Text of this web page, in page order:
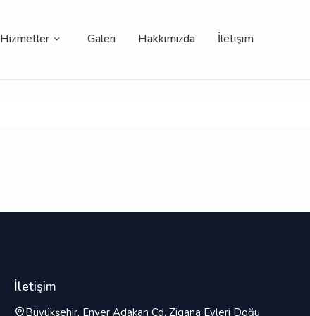
Hizmetler Galeri Hakkımızda İletişim
İletişim
Büyükşehir, Enver Adakan Cd. Zigana Evleri Doğu